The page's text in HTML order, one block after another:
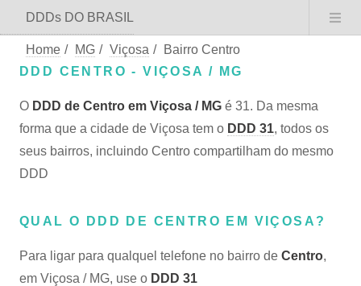
DDDs DO BRASIL
Home / MG / Viçosa /
Bairro Centro
DDD CENTRO - VIÇOSA / MG
O DDD de Centro em Viçosa / MG é 31. Da mesma
forma que a cidade de Viçosa tem o DDD 31, todos os
seus bairros, incluindo Centro compartilham do mesmo
DDD
QUAL O DDD DE CENTRO EM VIÇOSA?
Para ligar para qualquel telefone no bairro de Centro,
em Viçosa / MG, use o DDD 31